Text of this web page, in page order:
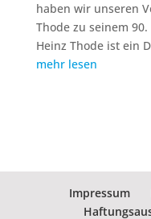
haben wir unseren
Thode zu seinem
Heinz Thode ist ein
mehr lesen
Impressum